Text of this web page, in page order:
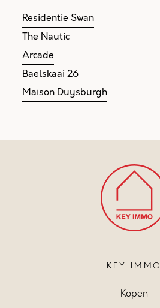
Residentie Swan
The Nautic
Arcade
Baelskaai 26
Maison Duysburgh
KEY IMMO
Kopen